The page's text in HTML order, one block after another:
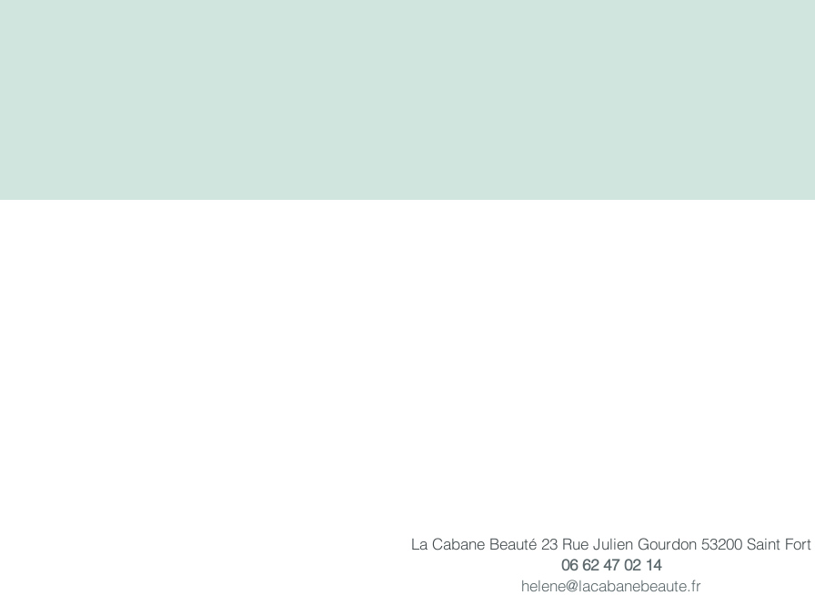
La Cabane Beauté 23 Rue Julien Gourdon 53200 Saint Fort
06 62 47 02 14
helene@lacabanebeaute.fr